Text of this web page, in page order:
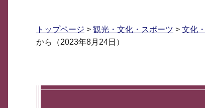
トップページ > 観光・文化・スポーツ > 文化
から（2023年8月24日）